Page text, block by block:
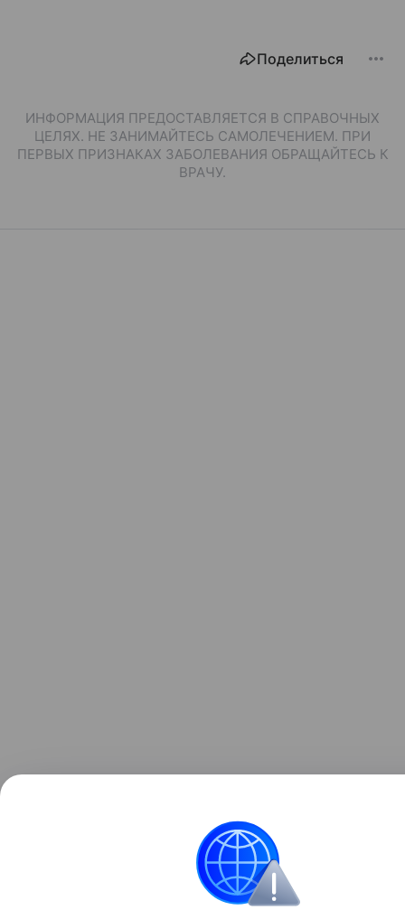
Поделиться
ИНФОРМАЦИЯ ПРЕДОСТАВЛЯЕТСЯ В СПРАВОЧНЫХ
ЦЕЛЯХ. НЕ ЗАНИМАЙТЕСЬ САМОЛЕЧЕНИЕМ. ПРИ
ПЕРВЫХ ПРИЗНАКАХ ЗАБОЛЕВАНИЯ ОБРАЩАЙТЕСЬ К
ВРАЧУ.